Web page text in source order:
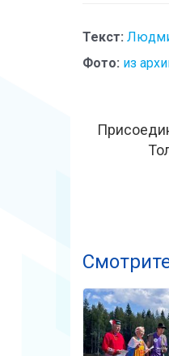
Текст:
Фото: из